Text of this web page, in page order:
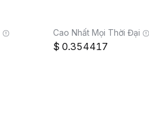
Cao Nhất Mọi Thời Đại
0.354417